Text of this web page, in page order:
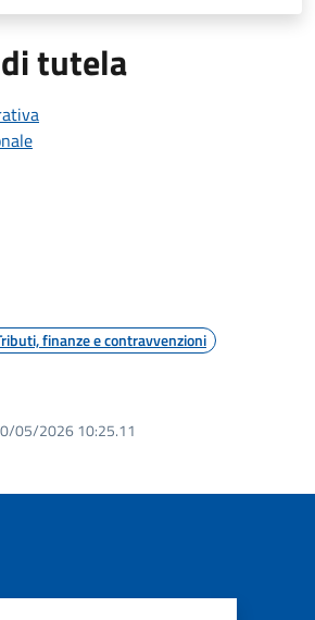
tutela
finanze e contravvenzioni
05/2026 10:25.11